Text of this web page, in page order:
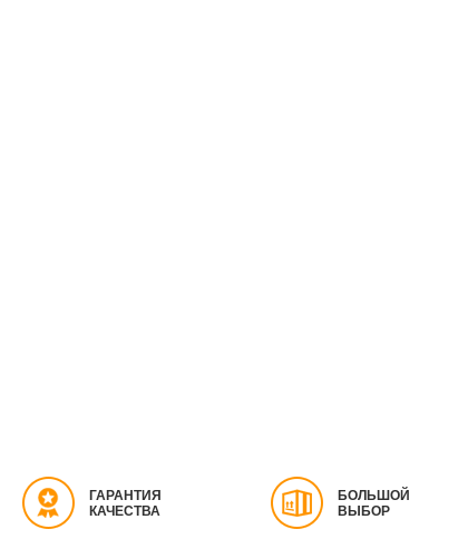
ГАРАНТИЯ
КАЧЕСТВА
БОЛЬШОЙ
ВЫБОР